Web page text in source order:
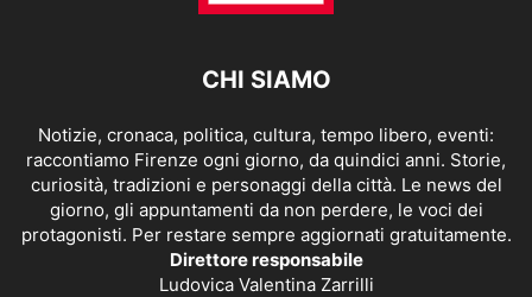
CHI SIAMO
Notizie, cronaca, politica, cultura, tempo libero, eventi:
raccontiamo Firenze ogni giorno, da quindici anni. Storie,
curiosità, tradizioni e personaggi della città. Le news del
giorno, gli appuntamenti da non perdere, le voci dei
protagonisti. Per restare sempre aggiornati gratuitamente.
Direttore responsabile
Ludovica Valentina Zarrilli